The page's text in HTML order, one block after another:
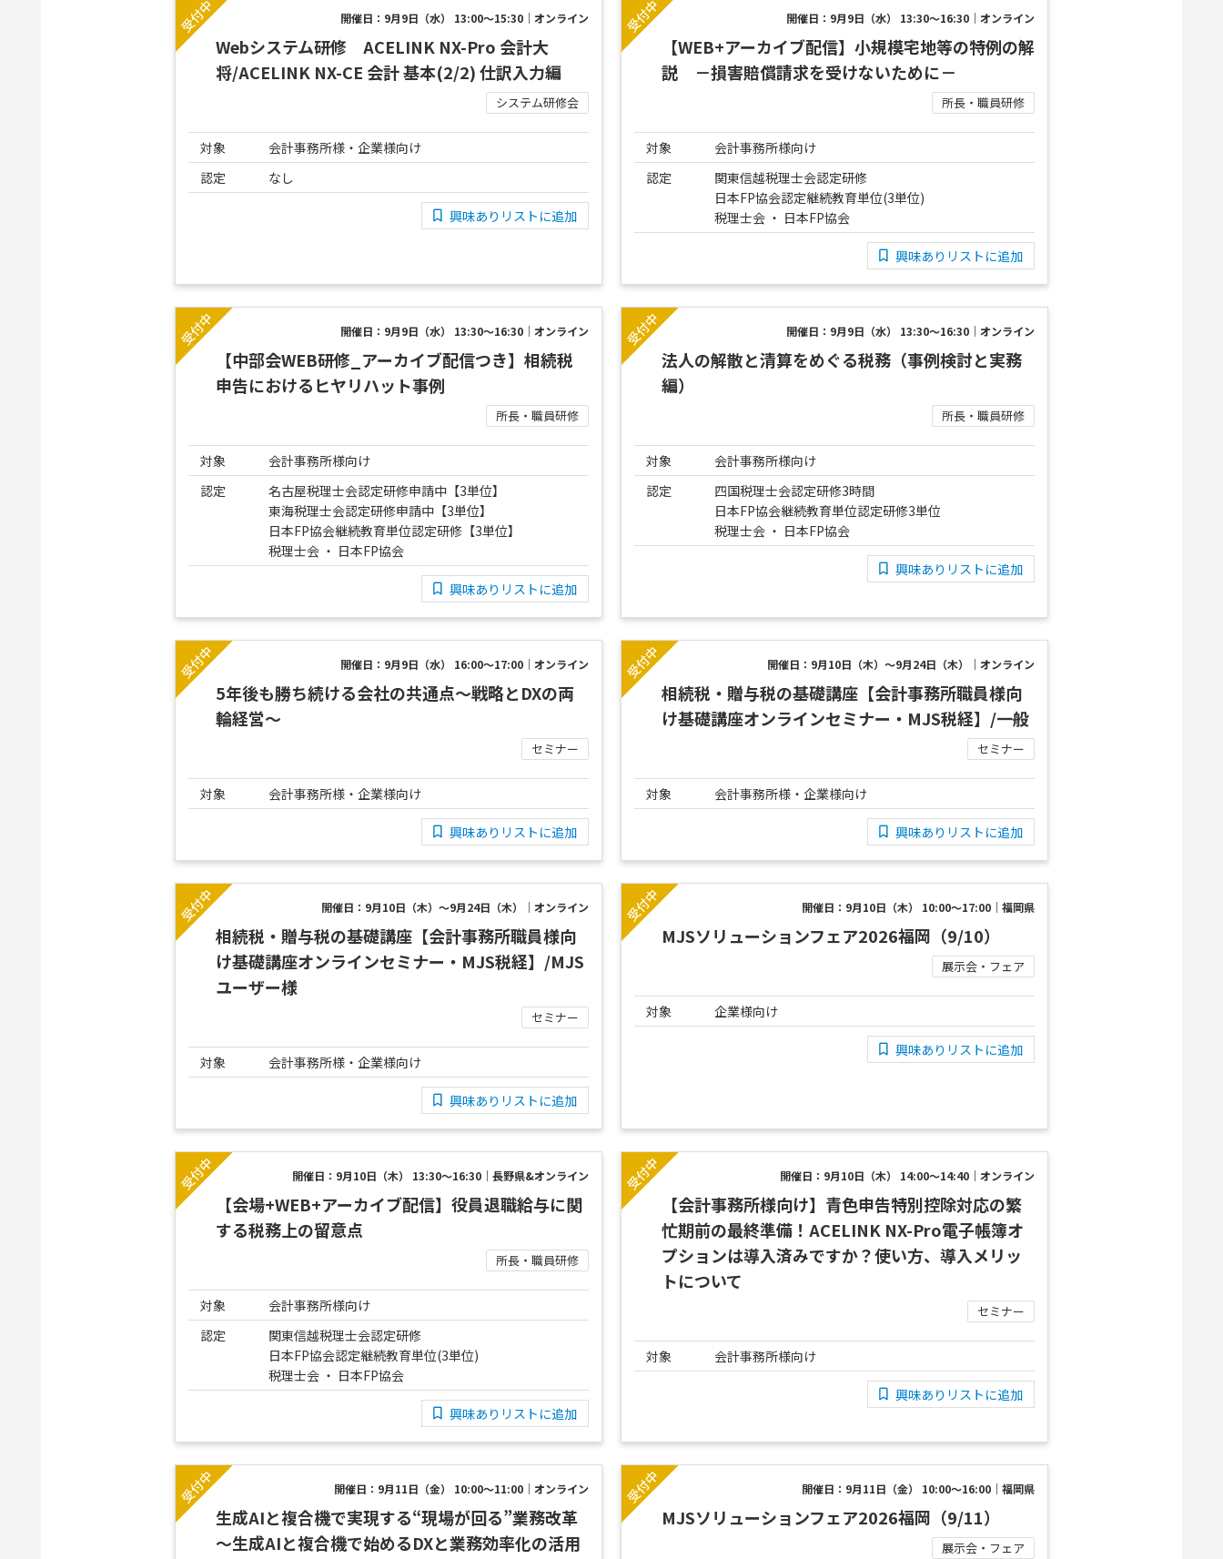
開催日：9月9日（水） 13:00～15:30｜オンライン
Webシステム研修 ACELINK NX-Pro 会計大
将/ACELINK NX-CE 会計 基本(2/2) 仕訳入力編
システム研修会
対象
会計事務所様・企業様向け
認定
なし
興味ありリストに追加
開催日：9月9日（水） 13:30～16:30｜オンライン
【WEB+アーカイブ配信】小規模宅地等の特例の解
説 －損害賠償請求を受けないために－
所長・職員研修
対象
会計事務所様向け
認定
関東信越税理士会認定研修
日本FP協会認定継続教育単位(3単位)
税理士会 ・ 日本FP協会
興味ありリストに追加
開催日：9月9日（水） 13:30～16:30｜オンライン
【中部会WEB研修_アーカイブ配信つき】相続税
申告におけるヒヤリハット事例
所長・職員研修
対象
会計事務所様向け
認定
名古屋税理士会認定研修申請中【3単位】
東海税理士会認定研修申請中【3単位】
日本FP協会継続教育単位認定研修【3単位】
税理士会 ・ 日本FP協会
興味ありリストに追加
開催日：9月9日（水） 13:30～16:30｜オンライン
法人の解散と清算をめぐる税務（事例検討と実務
編）
所長・職員研修
対象
会計事務所様向け
認定
四国税理士会認定研修3時間
日本FP協会継続教育単位認定研修3単位
税理士会 ・ 日本FP協会
興味ありリストに追加
開催日：9月9日（水） 16:00～17:00｜オンライン
5年後も勝ち続ける会社の共通点～戦略とDXの両
輪経営～
セミナー
対象 会計事務所様・企業様向け
興味ありリストに追加
開催日：9月10日（木）～9月24日（木）｜オンライン
相続税・贈与税の基礎講座【会計事務所職員様向
け基礎講座オンラインセミナー・MJS税経】/一般
セミナー
対象 会計事務所様・企業様向け
興味ありリストに追加
開催日：9月10日（木）～9月24日（木）｜オンライン
相続税・贈与税の基礎講座【会計事務所職員様向
け基礎講座オンラインセミナー・MJS税経】/MJS
ユーザー様
セミナー
対象 会計事務所様・企業様向け
興味ありリストに追加
開催日：9月10日（木） 10:00～17:00｜福岡県
MJSソリューションフェア2026福岡（9/10）
展示会・フェア
対象 企業様向け
興味ありリストに追加
開催日：9月10日（木） 13:30～16:30｜長野県&オンライン
【会場+WEB+アーカイブ配信】役員退職給与に関
する税務上の留意点
所長・職員研修
対象
会計事務所様向け
認定
関東信越税理士会認定研修
日本FP協会認定継続教育単位(3単位)
税理士会 ・ 日本FP協会
興味ありリストに追加
開催日：9月10日（木） 14:00～14:40｜オンライン
【会計事務所様向け】青色申告特別控除対応の繁
忙期前の最終準備！ACELINK NX-Pro電子帳簿オ
プションは導入済みですか？使い方、導入メリッ
トについて
セミナー
対象 会計事務所様向け
興味ありリストに追加
開催日：9月11日（金） 10:00～11:00｜オンライン
生成AIと複合機で実現する“現場が回る”業務改革
～生成AIと複合機で始めるDXと業務効率化の活用
開催日：9月11日（金） 10:00～16:00｜福岡県
MJSソリューションフェア2026福岡（9/11）
展示会・フェア